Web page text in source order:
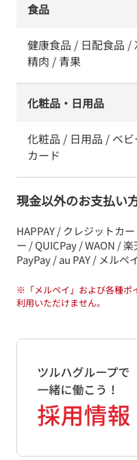
食品
健康食品 / 日配食品 /
精肉 / 青果
化粧品・日用品
化粧品 / 日用品 / ベ
カード
現金以外のお支払い
HAPPAY / クレジットカ
ー / QUICPay / WAON /
PayPay / au PAY / メルペ
※ 「メルペイ」および各種
利用いただけません。